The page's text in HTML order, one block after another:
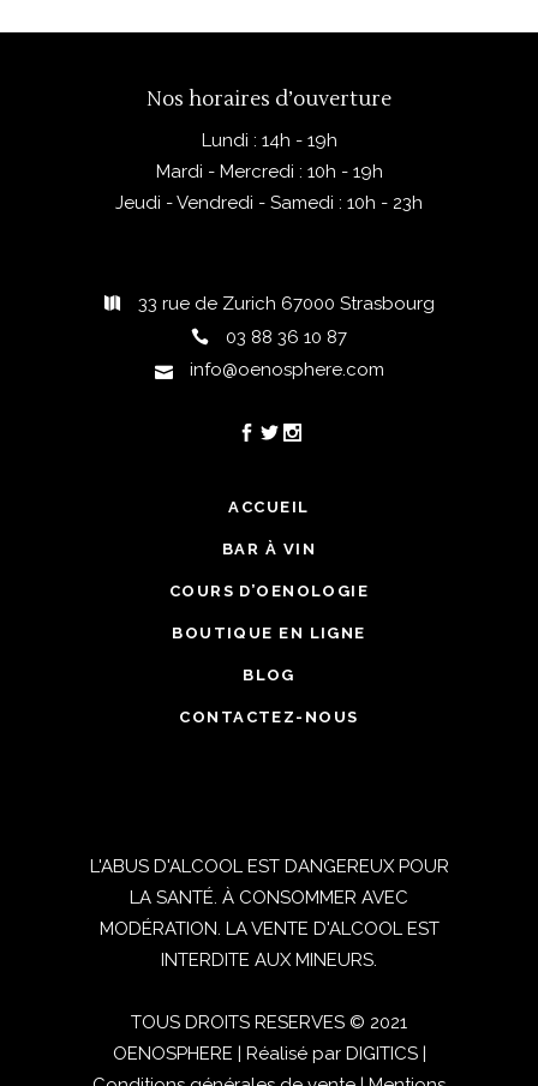
Nos horaires d’ouverture
Lundi : 14h - 19h
Mardi - Mercredi : 10h - 19h
Jeudi - Vendredi - Samedi : 10h - 23h
33 rue de Zurich 67000 Strasbourg
03 88 36 10 87
info@oenosphere.com
ACCUEIL
BAR À VIN
COURS D’OENOLOGIE
BOUTIQUE EN LIGNE
BLOG
CONTACTEZ-NOUS
L'ABUS D'ALCOOL EST DANGEREUX POUR
LA SANTÉ. À CONSOMMER AVEC
MODÉRATION. LA VENTE D'ALCOOL EST
INTERDITE AUX MINEURS.
TOUS DROITS RESERVES © 2021
OENOSPHERE | Réalisé par DIGITICS|